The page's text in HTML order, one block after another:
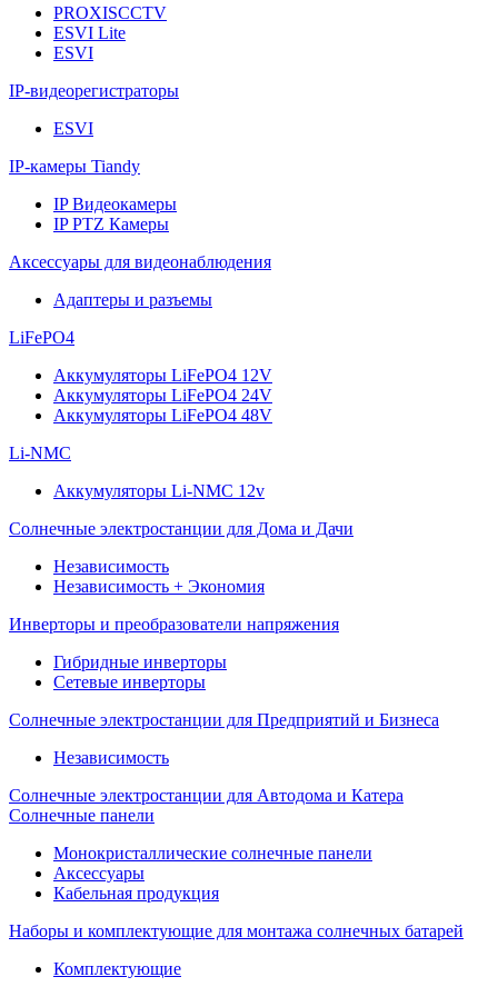
PROXISCCTV
ESVI Lite
ESVI
IP-видеорегистраторы
ESVI
IP-камеры Tiandy
IP Видеокамеры
IP PTZ Камеры
Аксессуары для видеонаблюдения
Адаптеры и разъемы
LiFePO4
Аккумуляторы LiFePO4 12V
Аккумуляторы LiFePO4 24V
Аккумуляторы LiFePO4 48V
Li-NMC
Аккумуляторы Li-NMC 12v
Солнечные электростанции для Дома и Дачи
Независимость
Независимость + Экономия
Инверторы и преобразователи напряжения
Гибридные инверторы
Сетевые инверторы
Солнечные электростанции для Предприятий и Бизнеса
Независимость
Солнечные электростанции для Автодома и Катера
Солнечные панели
Монокристаллические солнечные панели
Аксессуары
Кабельная продукция
Наборы и комплектующие для монтажа солнечных батарей
Комплектующие